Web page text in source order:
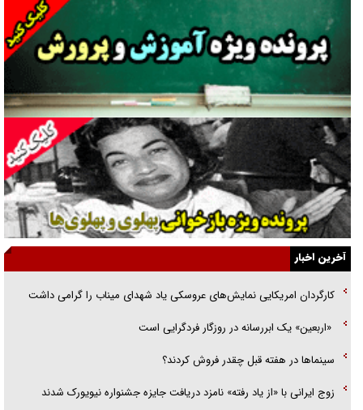
گفت‌وگو با همسر یکی از شهدای جنگ رمضان/ پیکر بی‌سر شهید را از
انگشت‌های پا شناسایی کردیم
نسلی که آنلاین الگو می‌گیرد
گفت‌وگو با آیت‌الله جاودان/ جفای مخالفان مکانت معنوی رهبر شهید را
ارتقا می‌داد
راننده مست به قانون می‌خندد
همه آقای دوربینی شده‌ایم!
قصه ناتمام سرویس مدارس
آیا مقاومت فلسطین خلع‌سلاح می‌شود؟
آخرین اخبار
کارگردان امریکایی نمایش‌های عروسکی یاد شهدای میناب را گرامی داشت
«اربعین» یک ابررسانه در روزگار فردگرایی است
سینما‌ها در هفته قبل چقدر فروش کردند؟
زوج ایرانی با «از یاد رفته» نامزد دریافت جایزه جشنواره نیویورک شدند